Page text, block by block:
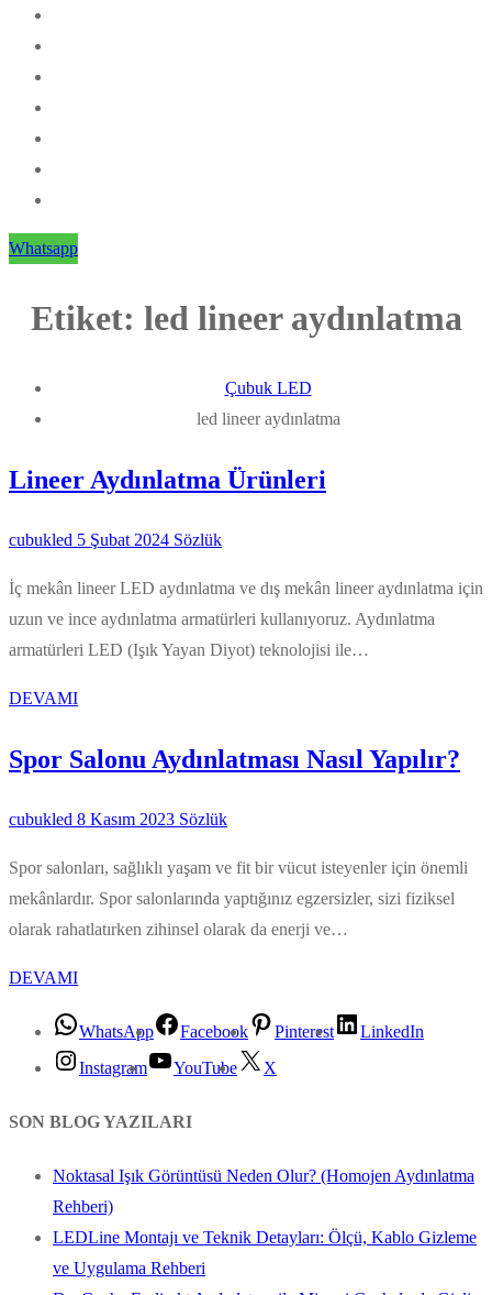
Whatsapp
Etiket: led lineer aydınlatma
Çubuk LED
led lineer aydınlatma
Lineer Aydınlatma Ürünleri
cubukled 5 Şubat 2024 Sözlük
İç mekân lineer LED aydınlatma ve dış mekân lineer aydınlatma için
uzun ve ince aydınlatma armatürleri kullanıyoruz. Aydınlatma
armatürleri LED (Işık Yayan Diyot) teknolojisi ile…
DEVAMI
Spor Salonu Aydınlatması Nasıl Yapılır?
cubukled 8 Kasım 2023 Sözlük
Spor salonları, sağlıklı yaşam ve fit bir vücut isteyenler için önemli
mekânlardır. Spor salonlarında yaptığınız egzersizler, sizi fiziksel
olarak rahatlatırken zihinsel olarak da enerji ve…
DEVAMI
WhatsApp Facebook Pinterest
LinkedIn
Instagram
YouTube X
SON BLOG YAZILARI
Noktasal Işık Görüntüsü Neden Olur? (Homojen Aydınlatma
Rehberi)
LEDLine Montajı ve Teknik Detayları: Ölçü, Kablo Gizleme
ve Uygulama Rehberi